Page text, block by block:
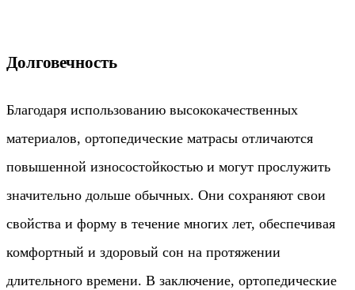
Долговечность
Благодаря использованию высококачественных
материалов, ортопедические матрасы отличаются
повышенной износостойкостью и могут прослужить
значительно дольше обычных. Они сохраняют свои
свойства и форму в течение многих лет, обеспечивая
комфортный и здоровый сон на протяжении
длительного времени. В заключение, ортопедические